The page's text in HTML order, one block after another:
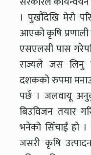
। पुखौंदेखि मेरो
आएको कृषि
एसएलसी पास
राज्यले जस लिनु
दशकको रुपमा
पर्छ । जलवायू
बिउविजन तयार
भनेको सिँचाईं हो ।
जसरी कृषि